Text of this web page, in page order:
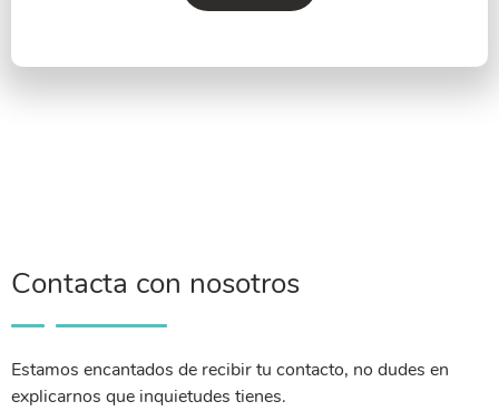
Contacta con nosotros
Estamos encantados de recibir tu contacto, no dudes en
explicarnos que inquietudes tienes.